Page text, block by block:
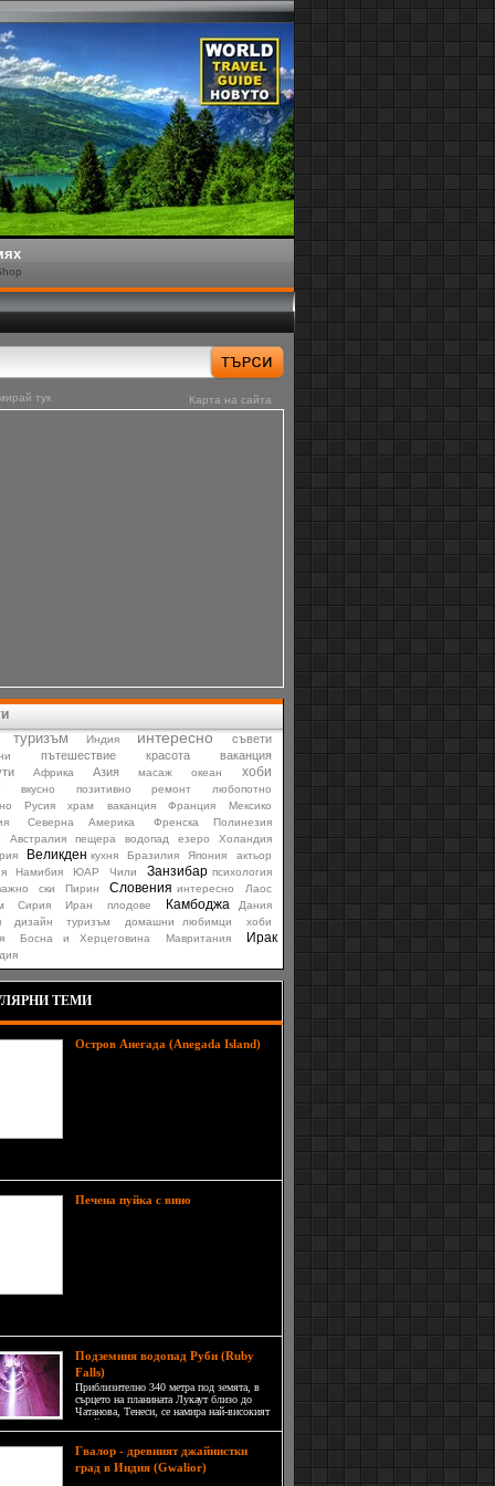
Карта на сайта
тук
туризъм Индия интересно съвети
пътешествие красота
ваканция
Африка Азия масаж океан хоби
вкусно позитивно ремонт
любопотно
Русия храм ваканция Франция
Мексико
Северна Америка
Френска Полинезия
Австралия пещера водопад езеро
Холандия
Великден кухня Бразилия Япония
актьор
Намибия ЮАР Чили Занзибар психология
ски Пирин Словенияинтересно
Лаос
Сирия Иран плодове Камбоджа
Дания
дизайн туризъм домашни любимци
хоби
Босна и Херцеговина Мавритания Ирак
ТЕМИ
Остров Анегада (Anegada Island)
Печена пуйка с вино
Подземния водопад Руби (Ruby
Falls)
Приблизително 340 метра под земята, в
сърцето на планината Лукаут близо до
Чатанова, Тенеси, се намира най-високият
и най-дълбок водопад в Съединените
щати.
Гвалор - древният джайнистки
град в Индия (Gwalior)Гвалор